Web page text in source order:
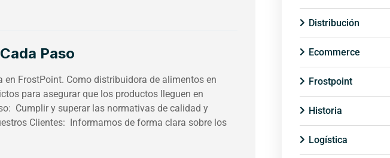
Paso
FrostPoint. Como distribuidora de alimentos en
para asegurar que los productos lleguen en
Cumplir y superar las normativas de calidad y
Clientes: Informamos de forma clara sobre los
Distribución
Ecommerce
Frostpoint
Historia
Logística